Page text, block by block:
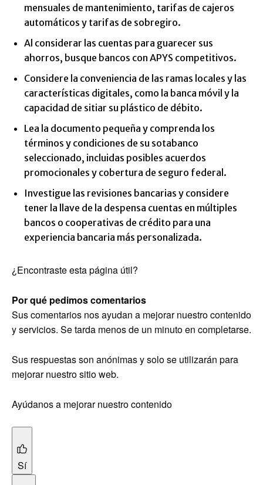
mensuales de mantenimiento, tarifas de cajeros
automáticos y tarifas de sobregiro.
Al considerar las cuentas para guarecer sus
ahorros, busque bancos con APYS competitivos.
Considere la conveniencia de las ramas locales y las
características digitales, como la banca móvil y la
capacidad de sitiar su plástico de débito.
Lea la documento pequeña y comprenda los
términos y condiciones de su sotabanco
seleccionado, incluidas posibles acuerdos
promocionales y cobertura de seguro federal.
Investigue las revisiones bancarias y considere
tener la llave de la despensa cuentas en múltiples
bancos o cooperativas de crédito para una
experiencia bancaria más personalizada.
¿Encontraste esta página útil?
Por qué pedimos comentarios
Sus comentarios nos ayudan a mejorar nuestro contenido
y servicios. Se tarda menos de un minuto en completarse.
Sus respuestas son anónimas y solo se utilizarán para
mejorar nuestro sitio web.
Ayúdanos a mejorar nuestro contenido
Sí